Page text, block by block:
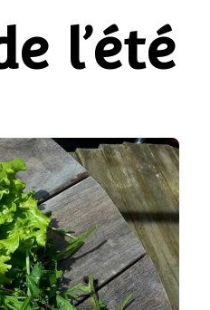
l’été